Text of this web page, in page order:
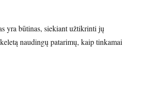
yra būtinas, siekiant užtikrinti jų
naudingų patarimų, kaip tinkamai